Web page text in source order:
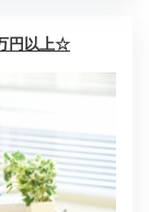
円以上☆